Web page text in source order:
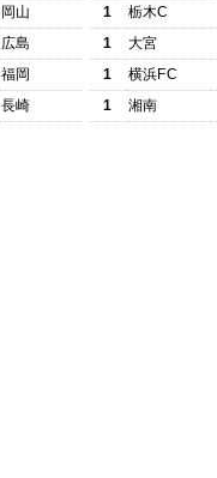
岡山
広島
福岡
長崎
1
栃木C
1
大宮
1
横浜FC
1
湘南